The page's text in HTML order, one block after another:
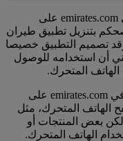
يمكنكم الدخول إلى الموقع الشبكي emirates.com على
بتنزيل تطبيق طيران
تصميم التطبيق خصيصا
أن استخدامه للوصول
المتحرك.
تتوفر معظم الميزات التي تجدونها في emirates.com على
المتحرك، مثل
بعض المنتجات أو
الهاتف المتحرك.